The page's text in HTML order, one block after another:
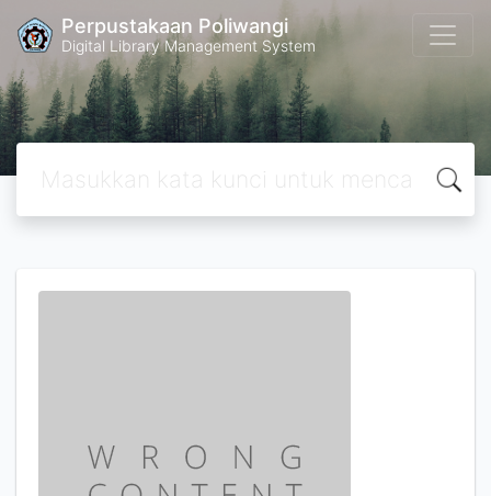
Perpustakaan Poliwangi
Digital Library Management System